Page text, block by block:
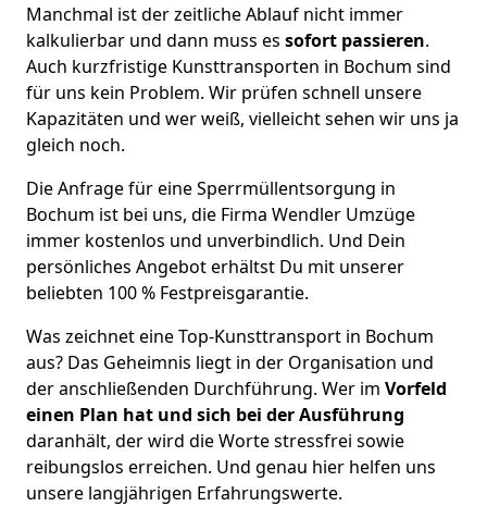
Manchmal ist der zeitliche Ablauf nicht immer
kalkulierbar und dann muss es sofort passieren.
Auch kurzfristige Kunsttransporten in Bochum sind
für uns kein Problem. Wir prüfen schnell unsere
Kapazitäten und wer weiß, vielleicht sehen wir uns ja
gleich noch.
Die Anfrage für eine Sperrmüllentsorgung in
Bochum ist bei uns, die Firma Wendler Umzüge
immer kostenlos und unverbindlich. Und Dein
persönliches Angebot erhältst Du mit unserer
beliebten 100 % Festpreisgarantie.
Was zeichnet eine Top-Kunsttransport in Bochum
aus? Das Geheimnis liegt in der Organisation und
der anschließenden Durchführung. Wer im Vorfeld
einen Plan hat und sich bei der Ausführung
daranhält, der wird die Worte stressfrei sowie
reibungslos erreichen. Und genau hier helfen uns
unsere langjährigen Erfahrungswerte.